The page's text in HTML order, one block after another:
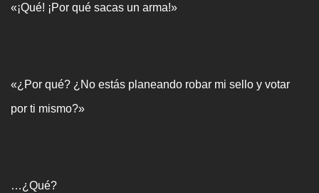
«¡Qué! ¡Por qué sacas un arma!»
«¿Por qué? ¿No estás planeando robar mi sello y votar
por ti mismo?»
…¿Qué?